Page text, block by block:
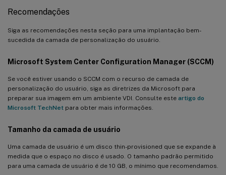
Recomendações
Siga as recomendações nesta seção para uma implantação bem-
sucedida da camada de personalização do usuário.
Microsoft System Center Configuration Manager (SCCM)
Se você estiver usando o SCCM com o recurso de camada de
personalização do usuário, siga as diretrizes da Microsoft para
preparar sua imagem em um ambiente VDI. Consulte este artigo do
Microsoft TechNet para obter mais informações.
Tamanho da camada de usuário
Uma camada de usuário é um disco thin-provisioned que se expande à
medida que o espaço no disco é usado. O tamanho padrão permitido
para uma camada de usuário é de 10 GB, o mínimo que recomendamos.